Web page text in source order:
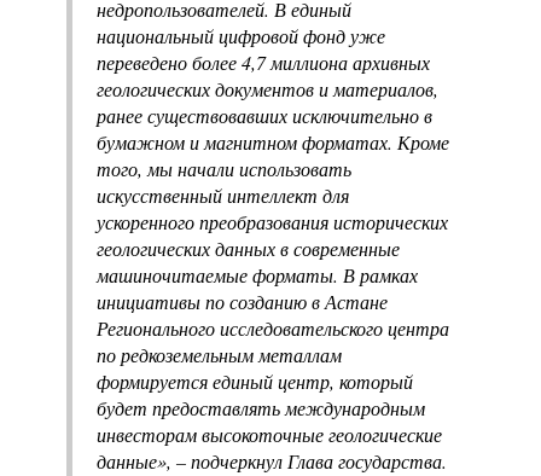
недропользователей. В единый
национальный цифровой фонд уже
переведено более 4,7 миллиона архивных
геологических документов и материалов,
ранее существовавших исключительно в
бумажном и магнитном форматах. Кроме
того, мы начали использовать
искусственный интеллект для
ускоренного преобразования исторических
геологических данных в современные
машиночитаемые форматы. В рамках
инициативы по созданию в Астане
Регионального исследовательского центра
по редкоземельным металлам
формируется единый центр, который
будет предоставлять международным
инвесторам высокоточные геологические
данные», – подчеркнул Глава государства.